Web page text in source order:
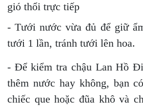
gió thổi trực tiếp
- Tưới nước vừa đủ để giữ
tưới 1 lần, tránh tưới lên hoa.
- Để kiểm tra chậu Lan Hồ
thêm nước hay không, bạn
chiếc que hoặc đũa khô và